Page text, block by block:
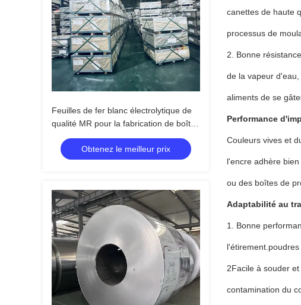
Feuilles de fer blanc électrolytique de
qualité MR pour la fabrication de boîtes
de conserve
Obtenez le meilleur prix
canettes de haute
processus de
2. Bonne
de la vapeur
aliments de se
Performance
Couleurs vives et
l'encre adhère
ou des boîtes de
Adaptabilité au
1. Bonne
2Facile à souder
contamination du